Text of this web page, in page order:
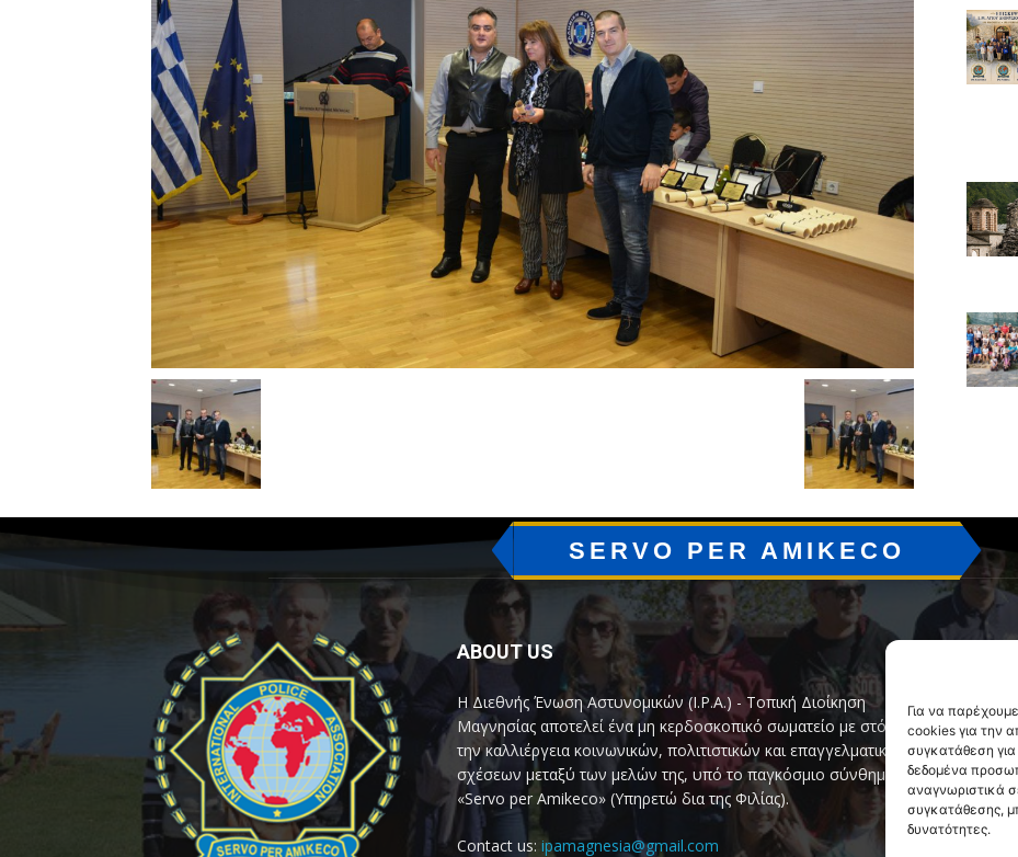
Για να
cookies για την
συγκατάθεση για
δεδομένα
αναγνωριστικά
συγκατάθεσης,
δυνατότητες.
SERVO PER AMIKECO
ABOUT US
Η Διεθνής Ένωση Αστυνομικών (I.P.A.) - Τοπική Διοίκηση
Μαγνησίας αποτελεί ένα μη κερδοσκοπικό σωματείο με στόχο
την καλλιέργεια κοινωνικών, πολιτιστικών και επαγγελματικών
σχέσεων μεταξύ των μελών της, υπό το παγκόσμιο σύνθημα
«Servo per Amikeco» (Υπηρετώ δια της Φιλίας).
Contact us: ipamagnesia@gmail.com